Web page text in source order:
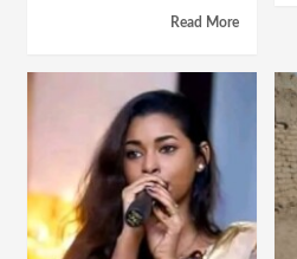
Read More